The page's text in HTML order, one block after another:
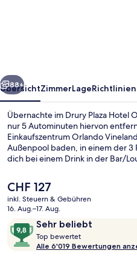
Springs
Area
Weiter
88+
ÜbersichtZimmerLageRichtlinien
Übernachte im Drury Plaza Hotel
nur 5 Autominuten hiervon
Einkaufszentrum Orlando
Außenpool baden, in einem der 3
dich bei einem Drink in der Bar/
Whirlpool. Andere Reisende
Betten.
Der
aktuelle
Preis
CHF 127.
CHF 127
inkl. Steuern & Gebühren
16. Aug.–17. Aug.
Bewertungen
Sehr beliebt
9,8
von
10,
Top bewertet
o
Alle 6'019 Bewertungen